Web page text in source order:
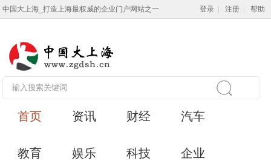
中国大上海_打造上海最权威的企业门户网站之一 登录 注册 帮助
首页 资讯 财经 汽车
教育 娱乐 科技 企业